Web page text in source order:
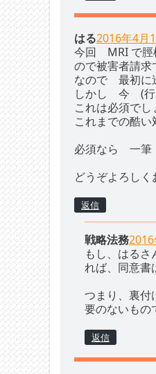
はる2016年4月
今回 MRI で脛
ので被害者請
なので 最初に
しかし 今 (行
これは必須でし
これまでの酷
必須なら 一筆
どうぞよろしく
返信
戦略法務
もし、はる
れば、同意書
つまり、裏付
要のないもの
返信